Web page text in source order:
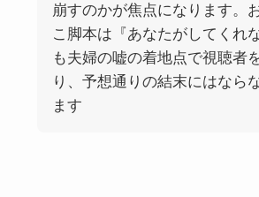
崩すのかが焦点になります。
こ脚本は『あなたがしてくれ
も夫婦の嘘の着地点で視聴者
り、予想通りの結末にはなら
ます